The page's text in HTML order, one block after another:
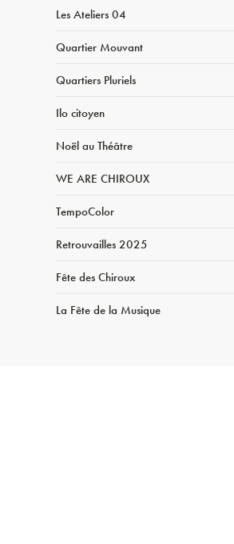
Les Ateliers 04
Quartier Mouvant
Quartiers Pluriels
Ilo citoyen
Noël au Théâtre
WE ARE CHIROUX
TempoColor
Retrouvailles 2025
Fête des Chiroux
La Fête de la Musique